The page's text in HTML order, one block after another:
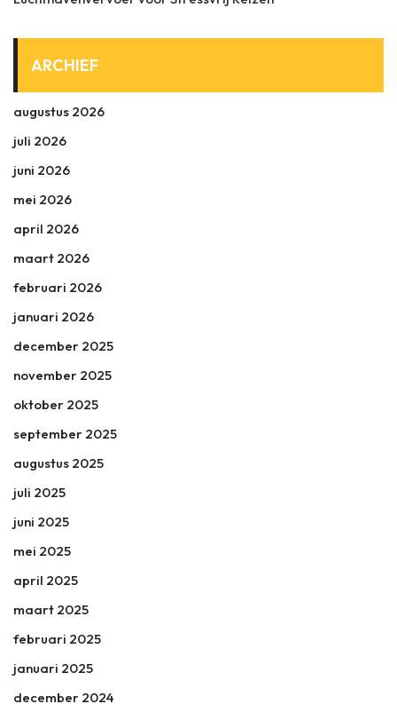
ARCHIEF
augustus 2026
juli 2026
juni 2026
mei 2026
april 2026
maart 2026
februari 2026
januari 2026
december 2025
november 2025
oktober 2025
september 2025
augustus 2025
juli 2025
juni 2025
mei 2025
april 2025
maart 2025
februari 2025
januari 2025
december 2024